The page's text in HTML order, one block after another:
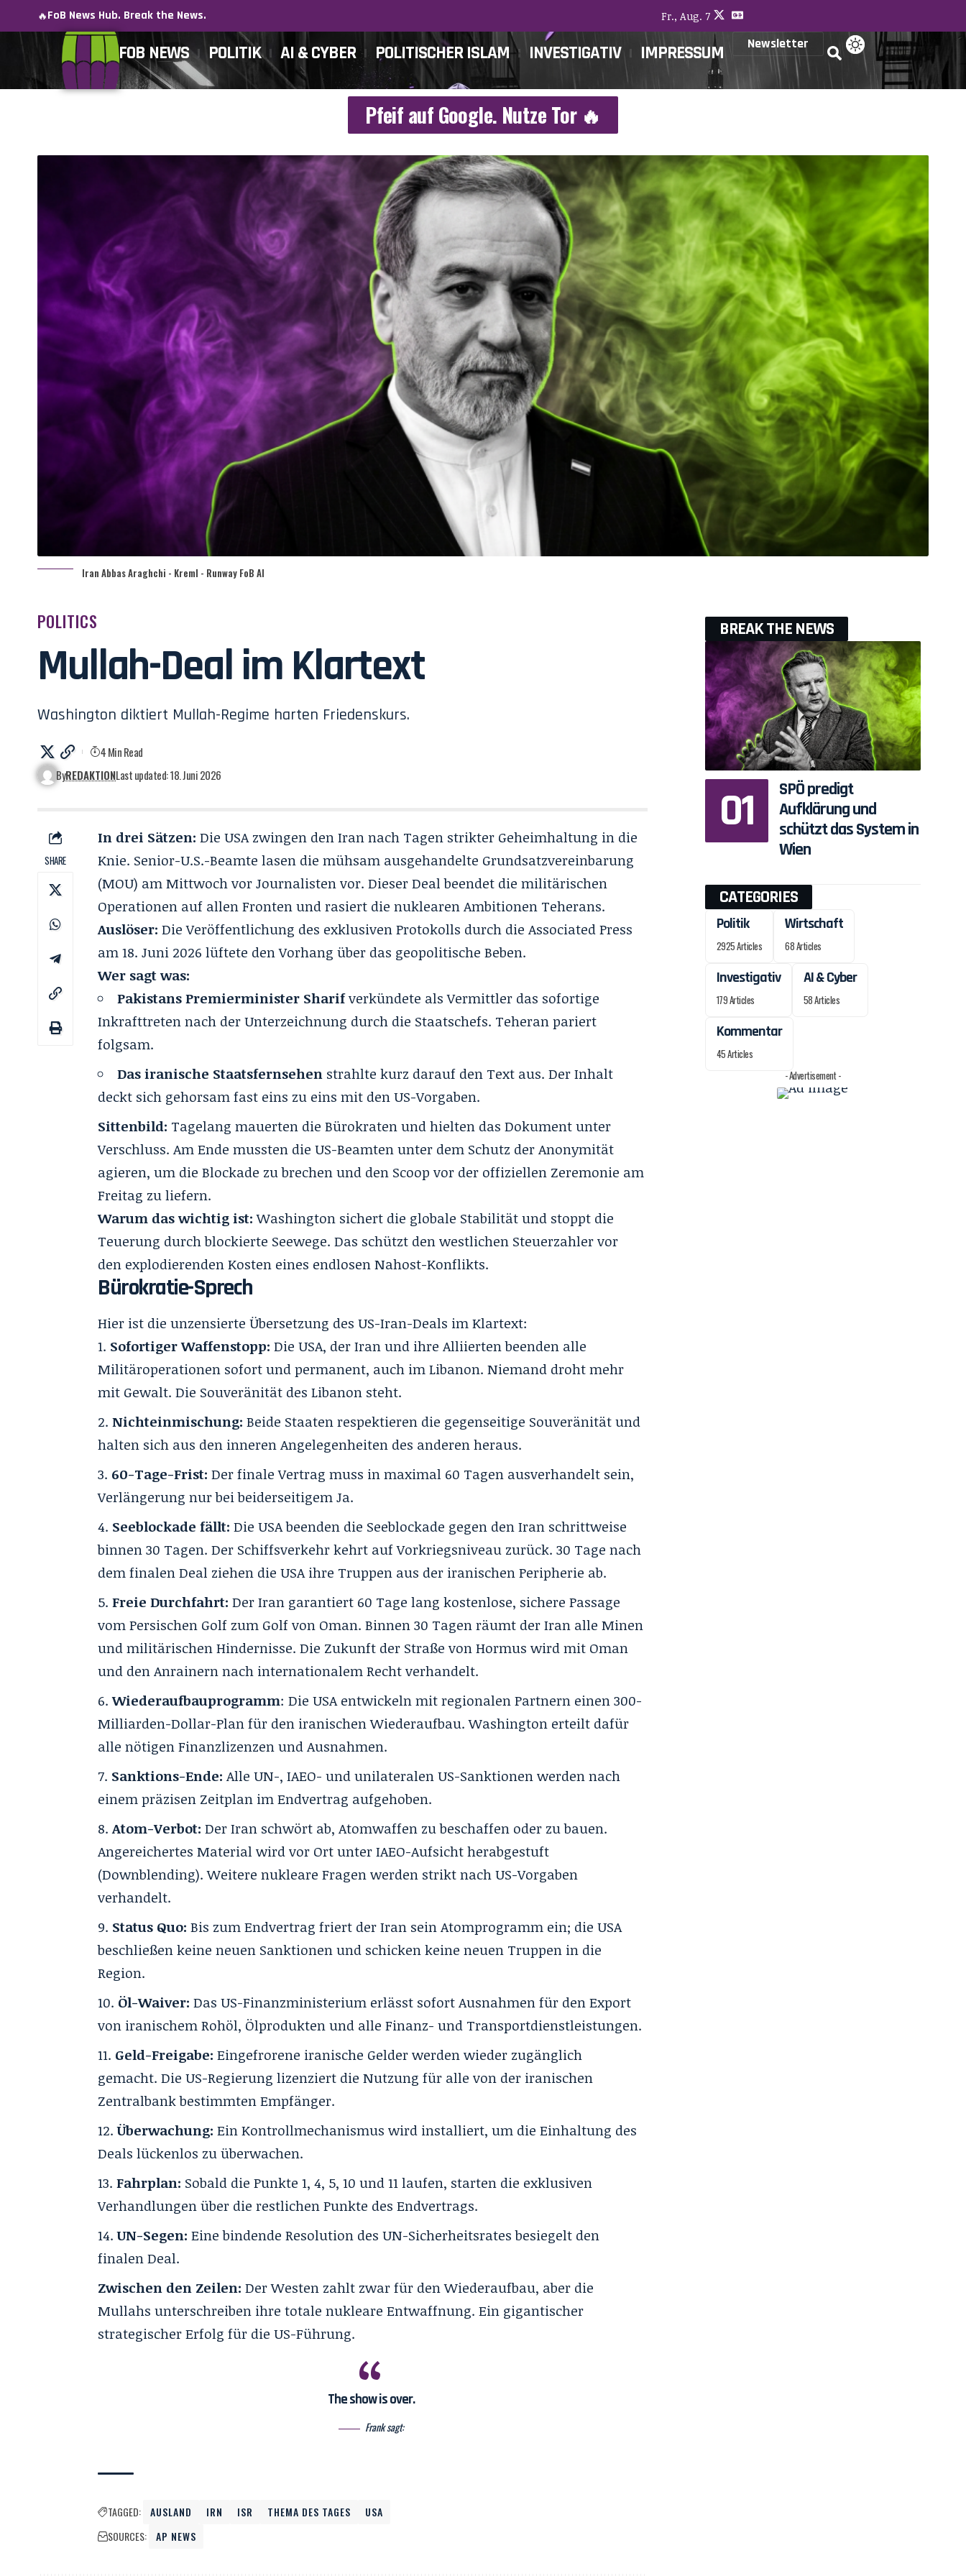
🔥FoB News Hub. Break the News. Fr., Aug. 7
FOB NEWS POLITIK AI & CYBER POLITISCHER ISLAM INVESTIGATIV IMPRESSUM Newsletter
Pfeif auf Google. Nutze Tor 🔥
Iran Abbas Araghchi - Kreml - Runway FoB AI
POLITICS
Mullah-Deal im Klartext
Washington diktiert Mullah-Regime harten Friedenskurs.
ByREDAKTIONLast updated: 18. Juni 2026
4 Min Read
SHARE
In drei Sätzen: Die USA zwingen den Iran nach Tagen strikter Geheimhaltung in die
Knie. Senior-U.S.-Beamte lasen die mühsam ausgehandelte Grundsatzvereinbarung
(MOU) am Mittwoch vor Journalisten vor. Dieser Deal beendet die militärischen
Operationen auf allen Fronten und rasiert die nuklearen Ambitionen Teherans.
Auslöser: Die Veröffentlichung des exklusiven Protokolls durch die Associated Press
am 18. Juni 2026 lüftete den Vorhang über das geopolitische Beben.
Wer sagt was:
Pakistans Premierminister Sharifverkündete als Vermittler das sofortige
Inkrafttreten nach der Unterzeichnung durch die Staatschefs. Teheran pariert
folgsam.
Das iranische Staatsfernsehen strahlte kurz darauf den Text aus. Der Inhalt
deckt sich gehorsam fast eins zu eins mit den US-Vorgaben.
Sittenbild: Tagelang mauerten die Bürokraten und hielten das Dokument unter
Verschluss. Am Ende mussten die US-Beamten unter dem Schutz der Anonymität
agieren, um die Blockade zu brechen und den Scoop vor der offiziellen Zeremonie am
Freitag zu liefern.
Warum das wichtig ist:Washington sichert die globale Stabilität und stoppt die
Teuerung durch blockierte Seewege. Das schützt den westlichen Steuerzahler vor
den explodierenden Kosten eines endlosen Nahost-Konflikts.
Bürokratie-Sprech
Hier ist die unzensierte Übersetzung des US-Iran-Deals im Klartext:
Sofortiger Waffenstopp: Die USA, der Iran und ihre Alliierten beenden alle
Militäroperationen sofort und permanent, auch im Libanon. Niemand droht mehr
mit Gewalt. Die Souveränität des Libanon steht.
Nichteinmischung: Beide Staaten respektieren die gegenseitige Souveränität und
halten sich aus den inneren Angelegenheiten des anderen heraus.
60-Tage-Frist: Der finale Vertrag muss in maximal 60 Tagen ausverhandelt sein,
Verlängerung nur bei beiderseitigem Ja.
Seeblockade fällt: Die USA beenden die Seeblockade gegen den Iran schrittweise
binnen 30 Tagen. Der Schiffsverkehr kehrt auf Vorkriegsniveau zurück. 30 Tage nach
dem finalen Deal ziehen die USA ihre Truppen aus der iranischen Peripherie ab.
Freie Durchfahrt: Der Iran garantiert 60 Tage lang kostenlose, sichere Passage
vom Persischen Golf zum Golf von Oman. Binnen 30 Tagen räumt der Iran alle Minen
und militärischen Hindernisse. Die Zukunft der Straße von Hormus wird mit Oman
und den Anrainern nach internationalem Recht verhandelt.
Wiederaufbauprogramm: Die USA entwickeln mit regionalen Partnern einen 300-
Milliarden-Dollar-Plan für den iranischen Wiederaufbau. Washington erteilt dafür
alle nötigen Finanzlizenzen und Ausnahmen.
Sanktions-Ende: Alle UN-, IAEO- und unilateralen US-Sanktionen werden nach
einem präzisen Zeitplan im Endvertrag aufgehoben.
Atom-Verbot: Der Iran schwört ab, Atomwaffen zu beschaffen oder zu bauen.
Angereichertes Material wird vor Ort unter IAEO-Aufsicht herabgestuft
(Downblending). Weitere nukleare Fragen werden strikt nach US-Vorgaben
verhandelt.
Status Quo: Bis zum Endvertrag friert der Iran sein Atomprogramm ein; die USA
beschließen keine neuen Sanktionen und schicken keine neuen Truppen in die
Region.
Öl-Waiver: Das US-Finanzministerium erlässt sofort Ausnahmen für den Export
von iranischem Rohöl, Ölprodukten und alle Finanz- und Transportdienstleistungen.
Geld-Freigabe: Eingefrorene iranische Gelder werden wieder zugänglich
gemacht. Die US-Regierung lizenziert die Nutzung für alle von der iranischen
Zentralbank bestimmten Empfänger.
Überwachung: Ein Kontrollmechanismus wird installiert, um die Einhaltung des
Deals lückenlos zu überwachen.
Fahrplan: Sobald die Punkte 1, 4, 5, 10 und 11 laufen, starten die exklusiven
Verhandlungen über die restlichen Punkte des Endvertrags.
UN-Segen: Eine bindende Resolution des UN-Sicherheitsrates besiegelt den
finalen Deal.
Zwischen den Zeilen: Der Westen zahlt zwar für den Wiederaufbau, aber die
Mullahs unterschreiben ihre totale nukleare Entwaffnung. Ein gigantischer
strategischer Erfolg für die US-Führung.
The show is over.
Frank sagt:
TAGGED: AUSLAND IRN ISR THEMA DES TAGES
USA
SOURCES:
AP NEWS
BREAK THE NEWS
SPÖ predigt
Aufklärung und
schützt das System in
Wien
CATEGORIES
Politik
2925 Articles
Wirtschaft
68 Articles
Investigativ
179 Articles
AI & Cyber
58 Articles
Kommentar
45 Articles
- Advertisement -